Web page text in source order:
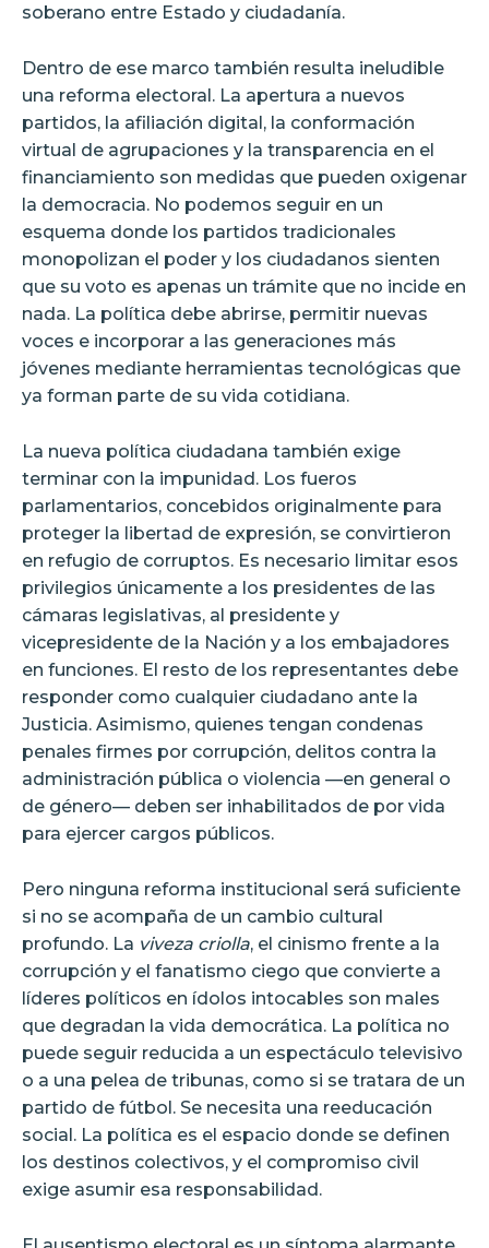
soberano entre Estado y ciudadanía.
Dentro de ese marco también resulta ineludible
una reforma electoral. La apertura a nuevos
partidos, la afiliación digital, la conformación
virtual de agrupaciones y la transparencia en el
financiamiento son medidas que pueden oxigenar
la democracia. No podemos seguir en un
esquema donde los partidos tradicionales
monopolizan el poder y los ciudadanos sienten
que su voto es apenas un trámite que no incide en
nada. La política debe abrirse, permitir nuevas
voces e incorporar a las generaciones más
jóvenes mediante herramientas tecnológicas que
ya forman parte de su vida cotidiana.
La nueva política ciudadana también exige
terminar con la impunidad. Los fueros
parlamentarios, concebidos originalmente para
proteger la libertad de expresión, se convirtieron
en refugio de corruptos. Es necesario limitar esos
privilegios únicamente a los presidentes de las
cámaras legislativas, al presidente y
vicepresidente de la Nación y a los embajadores
en funciones. El resto de los representantes debe
responder como cualquier ciudadano ante la
Justicia. Asimismo, quienes tengan condenas
penales firmes por corrupción, delitos contra la
administración pública o violencia —en general o
de género— deben ser inhabilitados de por vida
para ejercer cargos públicos.
Pero ninguna reforma institucional será suficiente
si no se acompaña de un cambio cultural
profundo. La viveza criolla, el cinismo frente a la
corrupción y el fanatismo ciego que convierte a
líderes políticos en ídolos intocables son males
que degradan la vida democrática. La política no
puede seguir reducida a un espectáculo televisivo
o a una pelea de tribunas, como si se tratara de un
partido de fútbol. Se necesita una reeducación
social. La política es el espacio donde se definen
los destinos colectivos, y el compromiso civil
exige asumir esa responsabilidad.